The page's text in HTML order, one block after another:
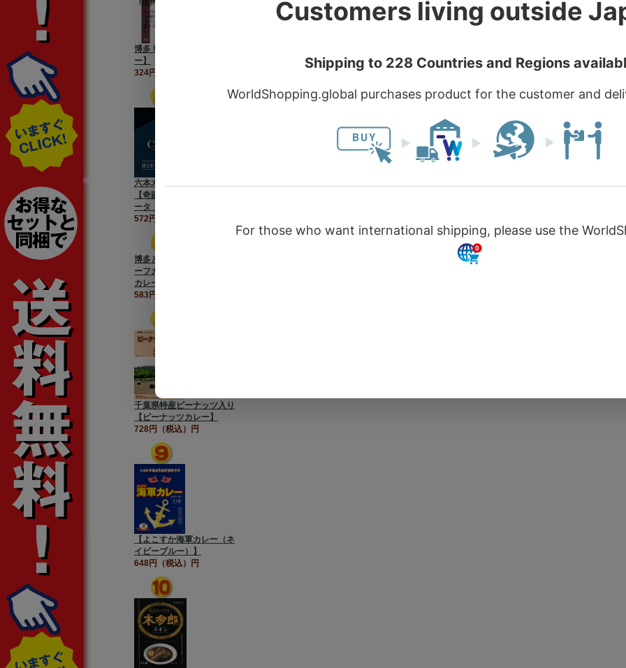
博多 華味鳥【手羽元カレ
ー】
324円（税込）円
六本木の小さなレストラン
【奇跡のレストラン カシ
ータ ビーフカレー】
572円（税込）円
博多とんこつ【Bacacaビ
ーフカレー】バカカビーフ
カレー
583円（税込）円
千葉県特産ピーナッツ入り
【ピーナッツカレー】
728円（税込）円
【よこすか海軍カレー（ネ
イビーブルー）】
648円（税込）円